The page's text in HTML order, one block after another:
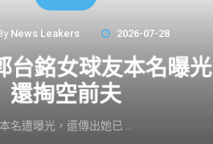
News Leakers 2026-07-28
台銘女球友本名曝
還掏空前夫
名遭曝光，還傳出她已 …